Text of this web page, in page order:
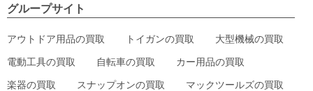
グループサイト
アウトドア用品の買取 トイガンの買取 大型機械の買取
電動工具の買取 自転車の買取 カー用品の買取
楽器の買取 スナップオンの買取 マックツールズの買取